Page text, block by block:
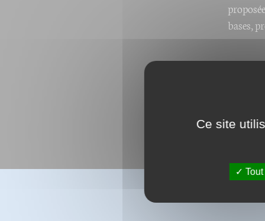
bases,
Ce site